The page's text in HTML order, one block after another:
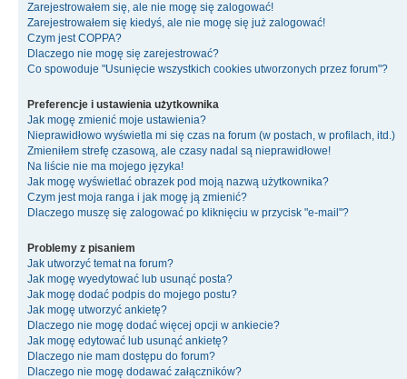
Zarejestrowałem się, ale nie mogę się zalogować!
Zarejestrowałem się kiedyś, ale nie mogę się już zalogować!
Czym jest COPPA?
Dlaczego nie mogę się zarejestrować?
Co spowoduje "Usunięcie wszystkich cookies utworzonych przez forum"?
Preferencje i ustawienia użytkownika
Jak mogę zmienić moje ustawienia?
Nieprawidłowo wyświetla mi się czas na forum (w postach, w profilach, itd.)
Zmieniłem strefę czasową, ale czasy nadal są nieprawidłowe!
Na liście nie ma mojego języka!
Jak mogę wyświetlać obrazek pod moją nazwą użytkownika?
Czym jest moja ranga i jak mogę ją zmienić?
Dlaczego muszę się zalogować po kliknięciu w przycisk "e-mail"?
Problemy z pisaniem
Jak utworzyć temat na forum?
Jak mogę wyedytować lub usunąć posta?
Jak mogę dodać podpis do mojego postu?
Jak mogę utworzyć ankietę?
Dlaczego nie mogę dodać więcej opcji w ankiecie?
Jak mogę edytować lub usunąć ankietę?
Dlaczego nie mam dostępu do forum?
Dlaczego nie mogę dodawać załączników?